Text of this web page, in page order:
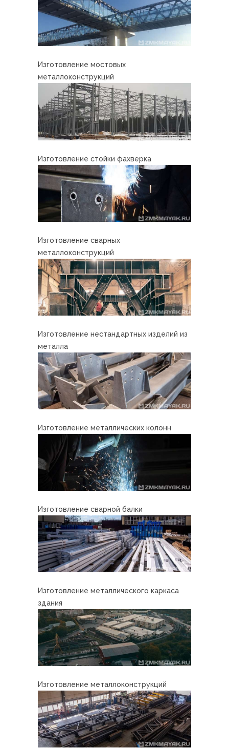
Изготовление мостовых
металлоконструкций
Изготовление стойки фахверка
Изготовление сварных
металлоконструкций
Изготовление нестандартных изделий из
металла
Изготовление металлических колонн
Изготовление сварной балки
Изготовление металлического каркаса
здания
Изготовление металлоконструкций